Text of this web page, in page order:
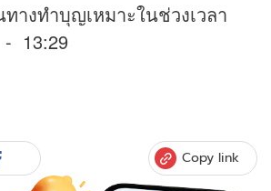
ทางทำบุญเหมาะในช่วงเวลา
Copy link